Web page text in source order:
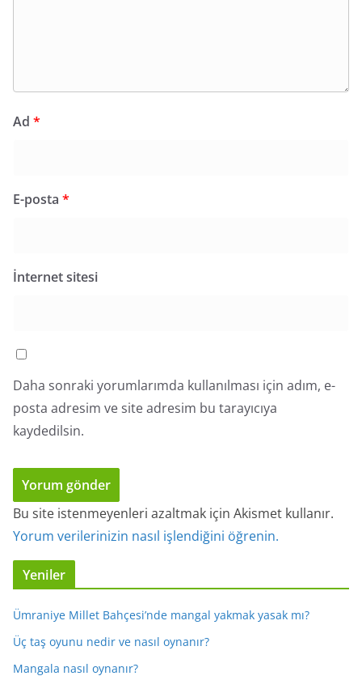
Ad *
E-posta *
İnternet sitesi
Daha sonraki yorumlarımda kullanılması için adım, e-
posta adresim ve site adresim bu tarayıcıya
kaydedilsin.
Bu site istenmeyenleri azaltmak için Akismet kullanır.
Yorum verilerinizin nasıl işlendiğini öğrenin.
Yeniler
Ümraniye Millet Bahçesi’nde mangal yakmak yasak mı?
Üç taş oyunu nedir ve nasıl oynanır?
Mangala nasıl oynanır?